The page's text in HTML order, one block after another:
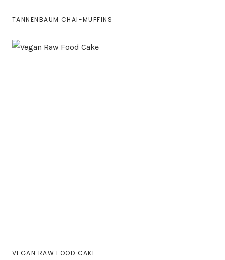
TANNENBAUM CHAI-MUFFINS
VEGAN RAW FOOD CAKE